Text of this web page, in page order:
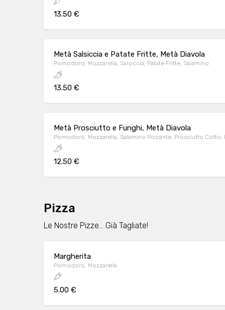
13.50 €
Metà Salsiccia e Patate Fritte, Metà Diavola
Pomodoro, Mozzarella, Salsiccia, Patate Fritte, Salamino
13.50 €
Metà Prosciutto e Funghi, Metà Diavola
Pomodoro, Mozzarella, Salamino Piccante, Prosciutto Cotto,
12.50 €
Pizza
Le Nostre Pizze... Già Tagliate!
Margherita
Pomodoro, Mozzarella
5.00 €